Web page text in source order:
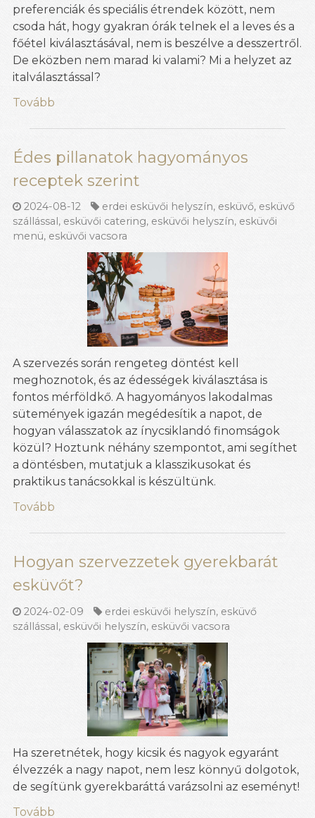
preferenciák és speciális étrendek között, nem
csoda hát, hogy gyakran órák telnek el a leves és a
főétel kiválasztásával, nem is beszélve a desszertről.
De eközben nem marad ki valami? Mi a helyzet az
italválasztással?
Tovább
Édes pillanatok hagyományos
receptek szerint
2024-08-12 erdei esküvői helyszín, esküvő, esküvő
szállással , esküvői catering, esküvői helyszín, esküvői
menü, esküvői vacsora
A szervezés során rengeteg döntést kell
meghoznotok, és az édességek kiválasztása is
fontos mérföldkő. A hagyományos lakodalmas
sütemények igazán megédesítik a napot, de
hogyan válasszatok az ínycsiklandó finomságok
közül? Hoztunk néhány szempontot, ami segíthet
a döntésben, mutatjuk a klasszikusokat és
praktikus tanácsokkal is készültünk.
Tovább
Hogyan szervezzetek gyerekbarát
esküvőt?
2024-02-09 erdei esküvői helyszín, esküvő
szállással, esküvői helyszín, esküvői vacsora
Ha szeretnétek, hogy kicsik és nagyok egyaránt
élvezzék a nagy napot, nem lesz könnyű dolgotok,
de segítünk gyerekbaráttá varázsolni az eseményt!
Tovább